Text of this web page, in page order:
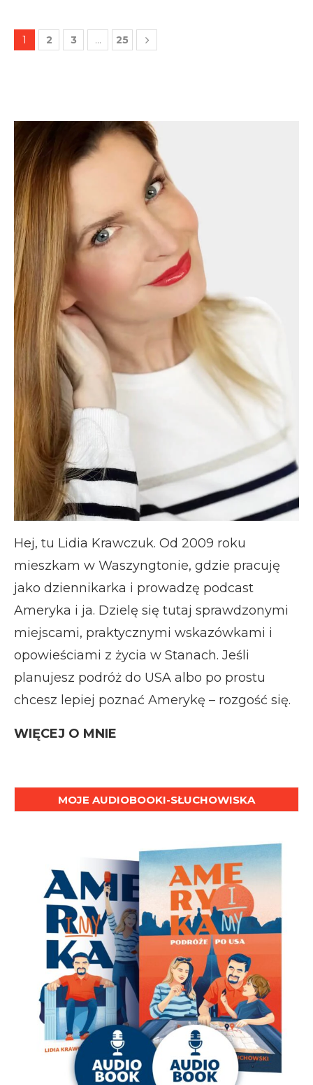
1 2 3 … 25
Hej, tu Lidia Krawczuk. Od 2009 roku
mieszkam w Waszyngtonie, gdzie pracuję
jako dziennikarka i prowadzę podcast
Ameryka i ja. Dzielę się tutaj sprawdzonymi
miejscami, praktycznymi wskazówkami i
opowieściami z życia w Stanach. Jeśli
planujesz podróż do USA albo po prostu
chcesz lepiej poznać Amerykę – rozgość się.
WIĘCEJ O MNIE
MOJE AUDIOBOOKI-SŁUCHOWISKA